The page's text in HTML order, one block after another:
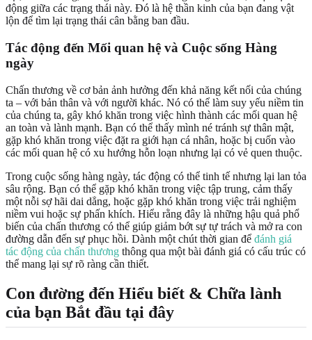
động giữa các trạng thái này. Đó là hệ thần kinh của bạn đang vật
lộn để tìm lại trạng thái cân bằng ban đầu.
Tác động đến Mối quan hệ và Cuộc sống Hàng
ngày
Chấn thương về cơ bản ảnh hưởng đến khả năng kết nối của chúng
ta – với bản thân và với người khác. Nó có thể làm suy yếu niềm tin
của chúng ta, gây khó khăn trong việc hình thành các mối quan hệ
an toàn và lành mạnh. Bạn có thể thấy mình né tránh sự thân mật,
gặp khó khăn trong việc đặt ra giới hạn cá nhân, hoặc bị cuốn vào
các mối quan hệ có xu hướng hỗn loạn nhưng lại có vẻ quen thuộc.
Trong cuộc sống hàng ngày, tác động có thể tinh tế nhưng lại lan tỏa
sâu rộng. Bạn có thể gặp khó khăn trong việc tập trung, cảm thấy
một nỗi sợ hãi dai dẳng, hoặc gặp khó khăn trong việc trải nghiệm
niềm vui hoặc sự phấn khích. Hiểu rằng đây là những hậu quả phổ
biến của chấn thương có thể giúp giảm bớt sự tự trách và mở ra con
đường dẫn đến sự phục hồi. Dành một chút thời gian để đánh giá
tác động của chấn thương thông qua một bài đánh giá có cấu trúc có
thể mang lại sự rõ ràng cần thiết.
Con đường đến Hiểu biết & Chữa lành
của bạn Bắt đầu tại đây